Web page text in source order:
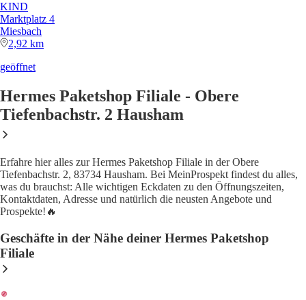
KIND
Marktplatz 4
Miesbach
2,92 km
geöffnet
Hermes Paketshop Filiale - Obere
Tiefenbachstr. 2 Hausham
Erfahre hier alles zur Hermes Paketshop Filiale in der Obere
Tiefenbachstr. 2, 83734 Hausham. Bei MeinProspekt findest du alles,
was du brauchst: Alle wichtigen Eckdaten zu den Öffnungszeiten,
Kontaktdaten, Adresse und natürlich die neusten Angebote und
Prospekte!🔥
Geschäfte in der Nähe deiner Hermes Paketshop
Filiale